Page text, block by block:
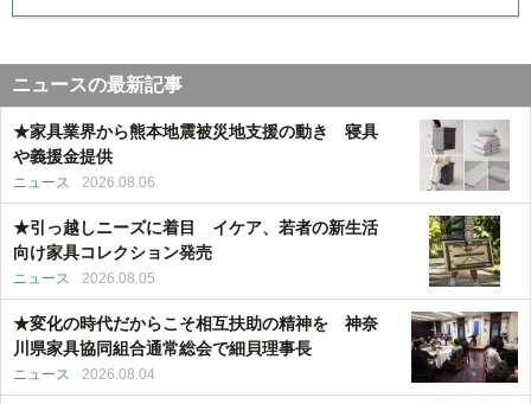
ニュースの最新記事
★家具業界から熊本地震被災地支援の動き 寝具
や義援金提供
ニュース 2026.08.06
★引っ越しニーズに着目 イケア、若者の新生活
向け家具コレクション発売
ニュース 2026.08.05
★変化の時代だからこそ相互扶助の精神を 神奈
川県家具協同組合通常総会で細貝理事長
ニュース 2026.08.04